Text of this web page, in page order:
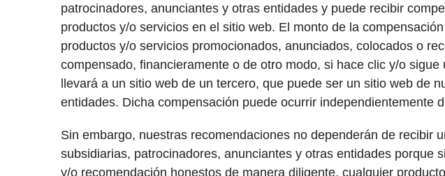
patrocinadores, anunciantes y otras entidades y puede recibir
productos y/o servicios en el sitio web. El monto de la
productos y/o servicios promocionados, anunciados, colocados o
compensado, financieramente o de otro modo, si hace clic y/o
llevará a un sitio web de un tercero, que puede ser un sitio web de
entidades. Dicha compensación puede ocurrir independientemente
Sin embargo, nuestras recomendaciones no dependerán de recibir
subsidiarias, patrocinadores, anunciantes y otras entidades porque
y/o recomendación honestos de manera diligente. cualquier